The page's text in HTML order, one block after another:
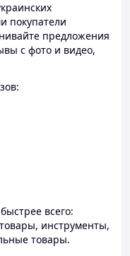
покупатели
предложения
с фото и видео,
всего:
инструменты,
товары.